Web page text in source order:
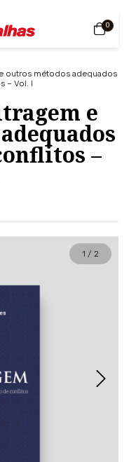
0
outros métodos adequados
– Vol. I
e
–
1 / 2